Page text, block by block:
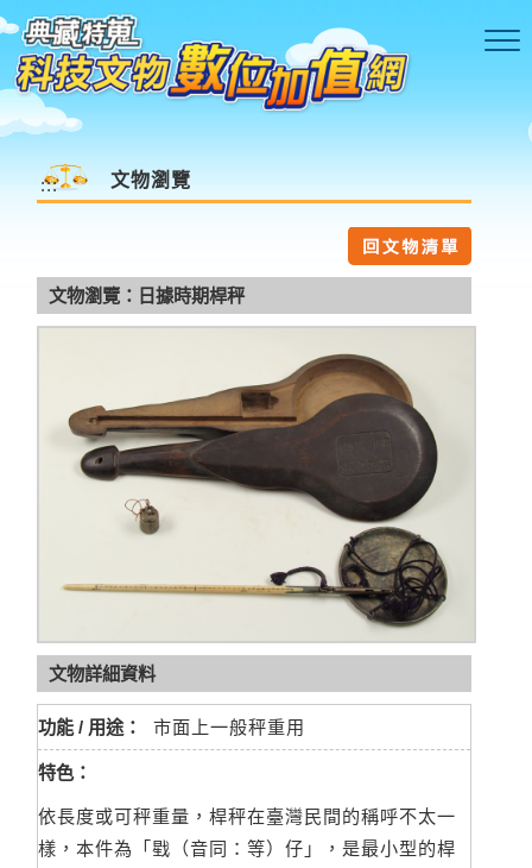
跳到主要內容區塊
::: 文物瀏覽
文物瀏覽：日據時期桿秤
文物詳細資料
功能 / 用途： 市面上一般秤重用
特色：
依長度或可秤重量，桿秤在臺灣民間的稱呼不太一
樣，本件為「戥（音同：等）仔」，是最小型的桿